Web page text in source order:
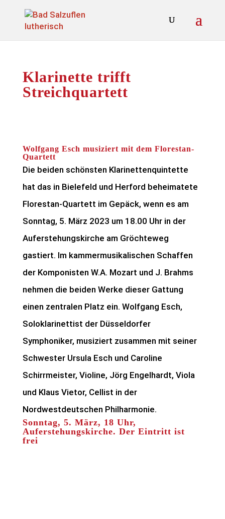
Klarinette trifft
Streichquartett
Wolfgang Esch musiziert mit dem Florestan-
Quartett
Die beiden schönsten Klarinettenquintette
hat das in Bielefeld und Herford beheimatete
Florestan-Quartett im Gepäck, wenn es am
Sonntag, 5. März 2023 um 18.00 Uhr in der
Auferstehungskirche am Gröchteweg
gastiert. Im kammermusikalischen Schaffen
der Komponisten W.A. Mozart und J. Brahms
nehmen die beiden Werke dieser Gattung
einen zentralen Platz ein. Wolfgang Esch,
Soloklarinettist der Düsseldorfer
Symphoniker, musiziert zusammen mit seiner
Schwester Ursula Esch und Caroline
Schirrmeister, Violine, Jörg Engelhardt, Viola
und Klaus Vietor, Cellist in der
Nordwestdeutschen Philharmonie.
Sonntag, 5. März, 18 Uhr,
Auferstehungskirche. Der Eintritt ist
frei